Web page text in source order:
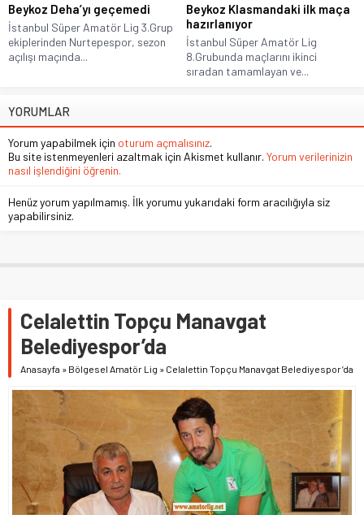
Beykoz Deha’yı geçemedi
İstanbul Süper Amatör Lig 3.Grup
ekiplerinden Nurtepespor, sezon
açılışı maçında...
Beykoz Klasmandaki ilk maça
hazırlanıyor
İstanbul Süper Amatör Lig
8.Grubunda maçlarını ikinci
sıradan tamamlayan ve...
YORUMLAR
Yorum yapabilmek için oturum açmalısınız.
Bu site istenmeyenleri azaltmak için Akismet kullanır. Yorum verilerinizin
nasıl işlendiğini öğrenin.
Henüz yorum yapılmamış. İlk yorumu yukarıdaki form aracılığıyla siz
yapabilirsiniz.
Celalettin Topçu Manavgat
Belediyespor’da
Anasayfa » Bölgesel Amatör Lig » Celalettin Topçu Manavgat Belediyespor’da